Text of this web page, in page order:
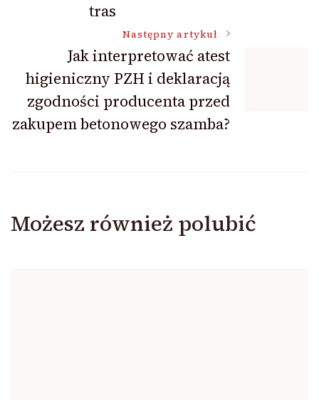
tras
Następny artykuł
Jak interpretować atest
higieniczny PZH i deklaracją
zgodności producenta przed
zakupem betonowego szamba?
Możesz również polubić